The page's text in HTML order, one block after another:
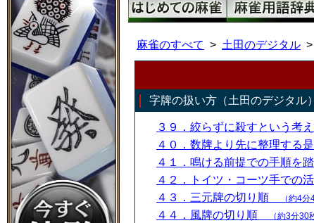
麻雀のすべて 土田のデジタル
字牌の扱い方（土田のデジタル）
３９．絞らずに殺すという考
４０．数牌より先に整理する
４１．鳴ける前提での手順を
４２．トイツ・コーツ手での
４３．三元牌の切り順 （約4分
４４．風牌の切り順 （約3分30